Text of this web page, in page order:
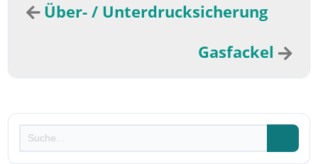
Über- / Unterdrucksicherung
Gasfackel